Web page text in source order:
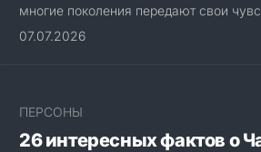
многие поколения передают свои
07.07.2026
ПЕРСОНЫ
26 интересных фактов о